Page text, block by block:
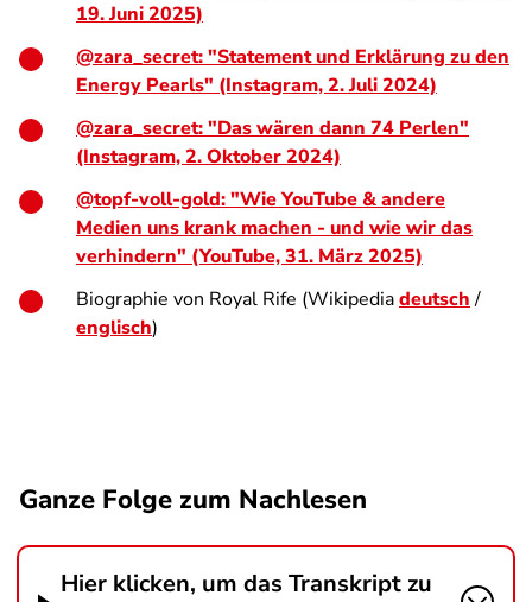
19. Juni 2025)
@zara_secret: "Statement und Erklärung zu den
Energy Pearls" (Instagram, 2. Juli 2024)
@zara_secret: "Das wären dann 74 Perlen"
(Instagram, 2. Oktober 2024)
@topf-voll-gold: "Wie YouTube & andere
Medien uns krank machen - und wie wir das
verhindern" (YouTube, 31. März 2025)
Biographie von Royal Rife (Wikipediadeutsch/
englisch)
Ganze Folge zum Nachlesen
Hier klicken, um das Transkript zu